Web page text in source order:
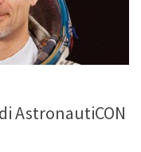
AstronautiCON